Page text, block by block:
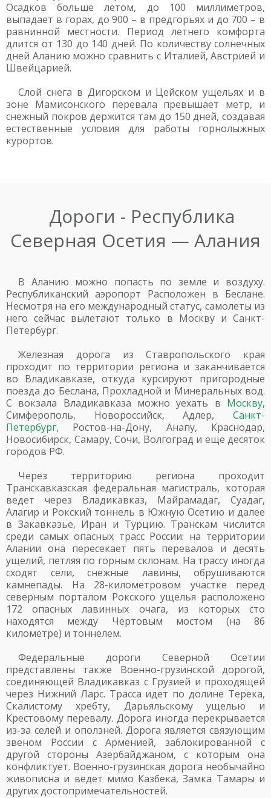
Осадков больше летом, до 100 миллиметров,
выпадает в горах, до 900 – в предгорьях и до 700 – в
равнинной местности. Период летнего комфорта
длится от 130 до 140 дней. По количеству солнечных
дней Аланию можно сравнить с Италией, Австрией и
Швейцарией.
Слой снега в Дигорском и Цейском ущельях и в
зоне Мамисонского перевала превышает метр, и
снежный покров держится там до 150 дней, создавая
естественные условия для работы горнолыжных
курортов.
Дороги - Республика
Северная Осетия — Алания
В Аланию можно попасть по земле и воздуху.
Республиканский аэропорт Расположен в Беслане.
Несмотря на его международный статус, самолеты из
него сейчас вылетают только в Москву и Санкт-
Петербург.
Железная дорога из Ставропольского края
проходит по территории региона и заканчивается
во Владикавказе, откуда курсируют пригородные
поезда до Беслана, Прохладной и Минеральных вод.
С вокзала Владикавказа можно уехать в Москву,
Симферополь, Новороссийск, Адлер, Санкт-
Петербург, Ростов-на-Дону, Анапу, Краснодар,
Новосибирск, Самару, Сочи, Волгоград и еще десяток
городов РФ.
Через территорию региона проходит
Транскавказская федеральная магистраль, которая
ведет через Владикавказ, Майрамадаг, Суадаг,
Алагир и Рокский тоннель в Южную Осетию и далее
в Закавказье, Иран и Турцию. Транскам числится
среди самых опасных трасс России: на территории
Алании она пересекает пять перевалов и десять
ущелий, петляя по горным склонам. На трассу иногда
сходят сели, снежные лавины, обрушиваются
камнепады. На 28-километровом участке перед
северным порталом Рокского ущелья расположено
172 опасных лавинных очага, из которых сто
находятся между Чертовым мостом (на 86
километре) и тоннелем.
Федеральные дороги Северной Осетии
представлены также Военно-грузинской дорогой,
соединяющей Владикавказ с Грузией и проходящей
через Нижний Ларс. Трасса идет по долине Терека,
Скалистому хребту, Дарьяльскому ущелью и
Крестовому перевалу. Дорога иногда перекрывается
из-за селей и оползней. Дорога является связующим
звеном России с Арменией, заблокированной с
другой стороны Азербайджаном, с которым она
конфликтует. Военно-грузинская дорога необычайно
живописна и ведет мимо Казбека, Замка Тамары и
других достопримечательностей.